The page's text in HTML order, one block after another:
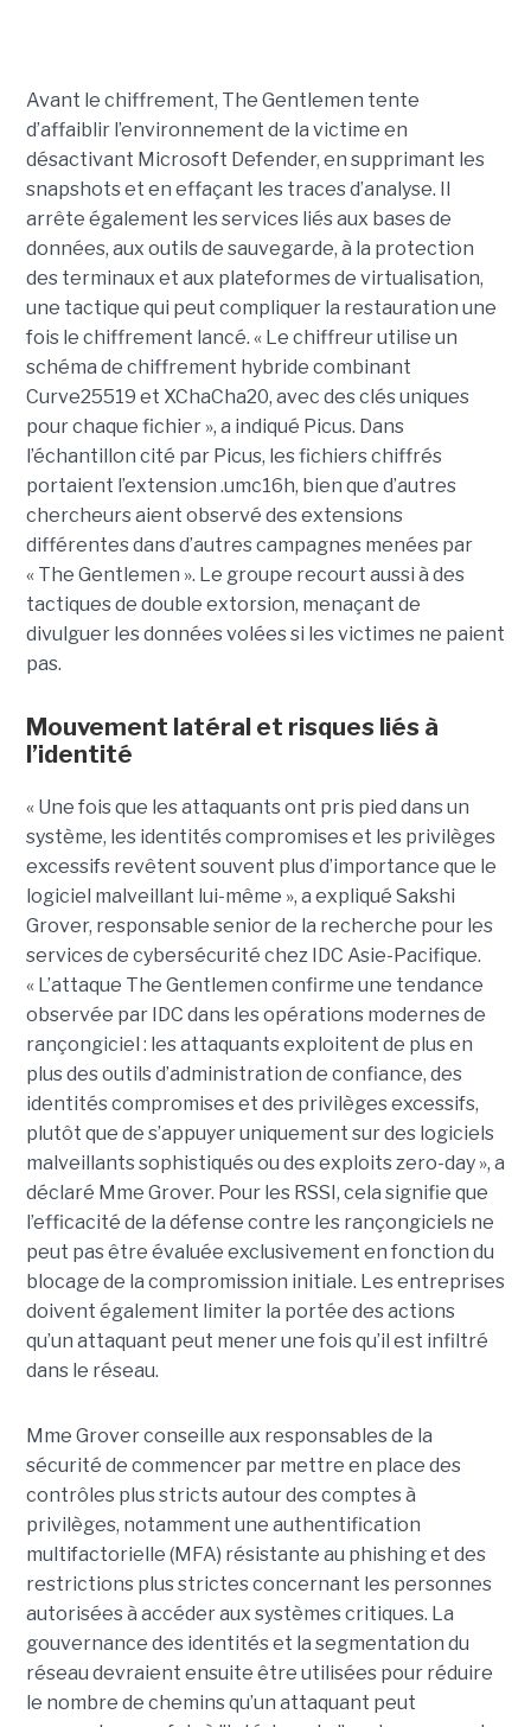
Avant le chiffrement, The Gentlemen tente
d’affaiblir l’environnement de la victime en
désactivant Microsoft Defender, en supprimant les
snapshots et en effaçant les traces d’analyse. Il
arrête également les services liés aux bases de
données, aux outils de sauvegarde, à la protection
des terminaux et aux plateformes de virtualisation,
une tactique qui peut compliquer la restauration une
fois le chiffrement lancé. « Le chiffreur utilise un
schéma de chiffrement hybride combinant
Curve25519 et XChaCha20, avec des clés uniques
pour chaque fichier », a indiqué Picus. Dans
l’échantillon cité par Picus, les fichiers chiffrés
portaient l’extension .umc16h, bien que d’autres
chercheurs aient observé des extensions
différentes dans d’autres campagnes menées par
« The Gentlemen ». Le groupe recourt aussi à des
tactiques de double extorsion, menaçant de
divulguer les données volées si les victimes ne paient
pas.
Mouvement latéral et risques liés à
l’identité
« Une fois que les attaquants ont pris pied dans un
système, les identités compromises et les privilèges
excessifs revêtent souvent plus d’importance que le
logiciel malveillant lui-même », a expliqué Sakshi
Grover, responsable senior de la recherche pour les
services de cybersécurité chez IDC Asie-Pacifique.
« L’attaque The Gentlemen confirme une tendance
observée par IDC dans les opérations modernes de
rançongiciel : les attaquants exploitent de plus en
plus des outils d’administration de confiance, des
identités compromises et des privilèges excessifs,
plutôt que de s’appuyer uniquement sur des logiciels
malveillants sophistiqués ou des exploits zero-day », a
déclaré Mme Grover. Pour les RSSI, cela signifie que
l’efficacité de la défense contre les rançongiciels ne
peut pas être évaluée exclusivement en fonction du
blocage de la compromission initiale. Les entreprises
doivent également limiter la portée des actions
qu’un attaquant peut mener une fois qu’il est infiltré
dans le réseau.
Mme Grover conseille aux responsables de la
sécurité de commencer par mettre en place des
contrôles plus stricts autour des comptes à
privilèges, notamment une authentification
multifactorielle (MFA) résistante au phishing et des
restrictions plus strictes concernant les personnes
autorisées à accéder aux systèmes critiques. La
gouvernance des identités et la segmentation du
réseau devraient ensuite être utilisées pour réduire
le nombre de chemins qu’un attaquant peut